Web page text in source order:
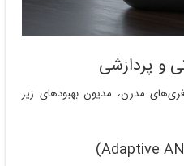
مدرن، مدیون بهبودهای زیر